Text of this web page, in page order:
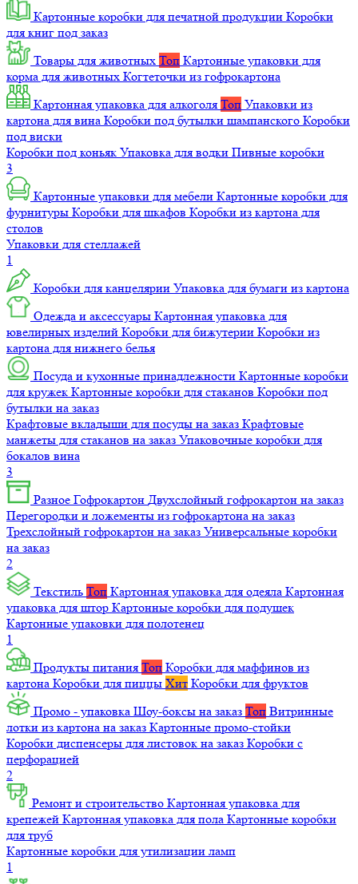
Картонные коробки для печатной продукции Коробки
для книг под заказ
Товары для животных Топ Картонные упаковки для
корма для животных Когтеточки из гофрокартона
Картонная упаковка для алкоголя Топ Упаковки из
картона для вина Коробки под бутылки шампанского Коробки
под виски
Коробки под коньяк Упаковка для водки Пивные коробки
3
Картонные упаковки для мебели Картонные коробки для
фурнитуры Коробки для шкафов Коробки из картона для
столов
Упаковки для стеллажей
1
Коробки для канцелярии Упаковка для бумаги из картона
Одежда и аксессуары Картонная упаковка для
ювелирных изделий Коробки для бижутерии Коробки из
картона для нижнего белья
Посуда и кухонные принадлежности Картонные коробки
для кружек Картонные коробки для стаканов Коробки под
бутылки на заказ
Крафтовые вкладыши для посуды на заказ Крафтовые
манжеты для стаканов на заказ Упаковочные коробки для
бокалов вина
3
Разное Гофрокартон Двухслойный гофрокартон на заказ
Перегородки и ложементы из гофрокартона на заказ
Трехслойный гофрокартон на заказ Универсальные коробки
на заказ
2
Текстиль Топ Картонная упаковка для одеяла Картонная
упаковка для штор Картонные коробки для подушек
Картонные упаковки для полотенец
1
Продукты питания Топ Коробки для маффинов из
картона Коробки для пиццы Хит Коробки для фруктов
Промо - упаковка Шоу-боксы на заказ Топ Витринные
лотки из картона на заказ Картонные промо-стойки
Коробки диспенсеры для листовок на заказ Коробки с
перфорацией
2
Ремонт и строительство Картонная упаковка для
крепежей Картонная упаковка для пола Картонные коробки
для труб
Картонные коробки для утилизации ламп
1